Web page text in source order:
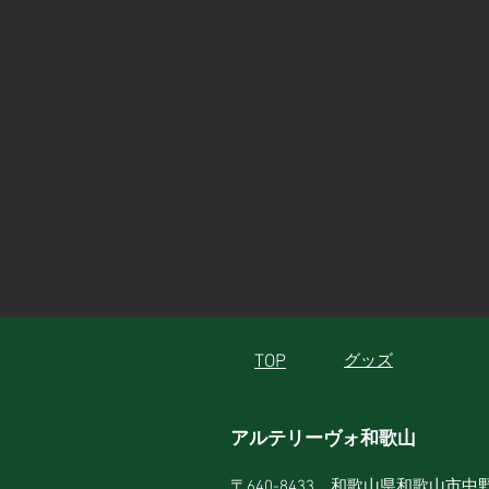
TOP グッズ
アルテリーヴォ和歌山